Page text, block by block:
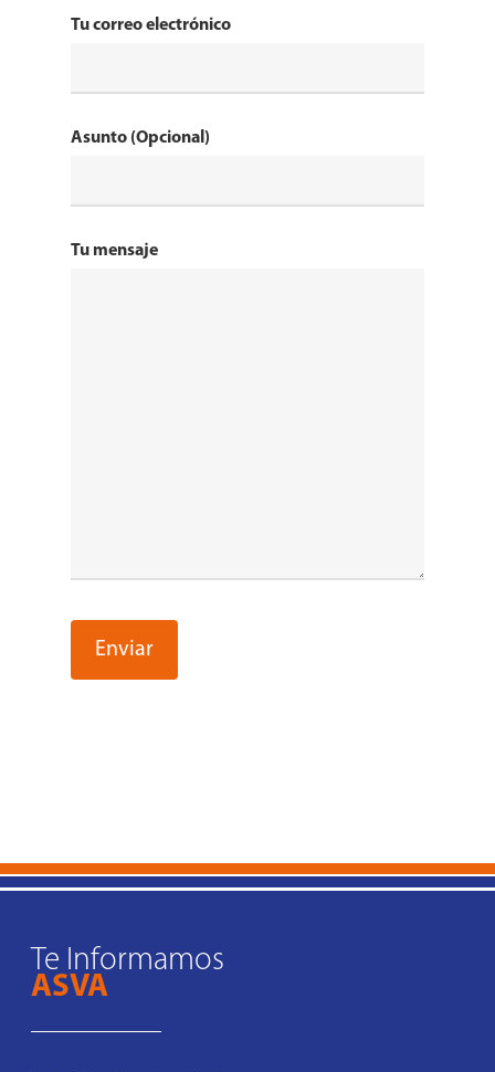
Tu correo electrónico
Asunto (Opcional)
Tu mensaje
Te Informamos
ASVA